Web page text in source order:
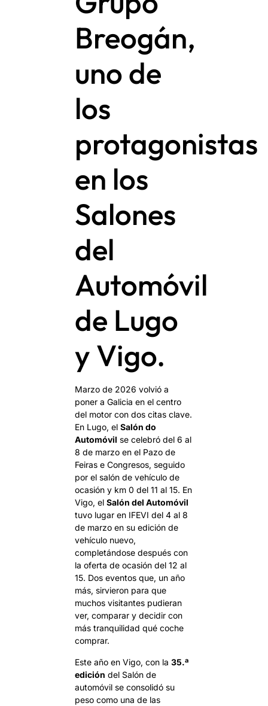
Breogán,
uno de
los
protagonistas
en los
Salones
del
Automóvil
de Lugo
y Vigo.
Marzo de 2026 volvió a
poner a Galicia en el centro
del motor con dos citas clave.
En Lugo, elSalón do
Automóvil se celebró del 6 al
8 de marzo en el Pazo de
Feiras e Congresos, seguido
por el salón de vehículo de
ocasión y km 0 del 11 al 15. En
Vigo, elSalón del Automóvil
tuvo lugar en IFEVI del 4 al 8
de marzo en su edición de
vehículo nuevo,
completándose después con
la oferta de ocasión del 12 al
15. Dos eventos que, un año
más, sirvieron para que
muchos visitantes pudieran
ver, comparar y decidir con
más tranquilidad qué coche
comprar.
Este año en Vigo, con la35.ª
edición del Salón de
automóvil se consolidó su
peso como una de las